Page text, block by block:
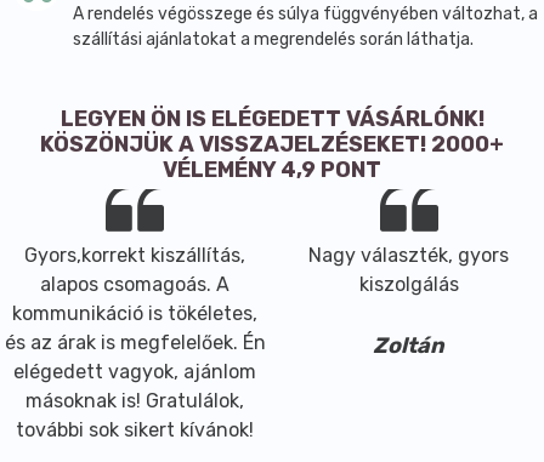
A rendelés végösszege és súlya függvényében változhat, a
szállítási ajánlatokat a megrendelés során láthatja.
LEGYEN ÖN IS ELÉGEDETT VÁSÁRLÓNK!
KÖSZÖNJÜK A VISSZAJELZÉSEKET! 2000+
VÉLEMÉNY 4,9 PONT
Gyors,korrekt kiszállítás,
alapos csomagoás. A
kommunikáció is tökéletes,
és az árak is megfelelőek. Én
elégedett vagyok, ajánlom
másoknak is! Gratulálok,
további sok sikert kívánok!
Nagy választék, gyors
kiszolgálás
Zoltán